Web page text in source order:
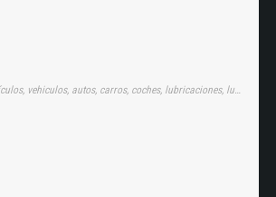
Tags: videos, vídeos, videito, audio, visual, gratis, gratuito, sistemas, automóviles, automoviles, vehículos, vehiculos, autos, carros, coches, lubricaciones, lubricantes, lubricando, enfriamientos, refrigeraciones, motores, diagnósticos, diagnosticos, elementos, piezas